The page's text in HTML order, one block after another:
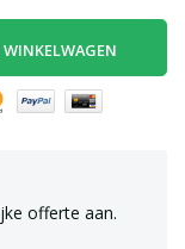
offerte aan.